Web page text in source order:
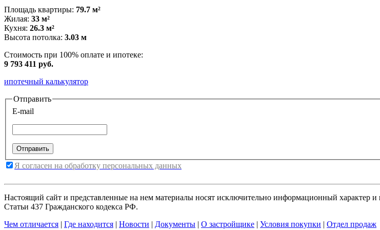
Площадь квартиры: 79.7 м²
Жилая: 33 м²
Кухня: 26.3 м²
Высота потолка: 3.03 м
Стоимость при 100% оплате и ипотеке:
9 793 411 руб.
ипотечный калькулятор
Отправить
E-mail
Я согласен на обработку персональных данных
Настоящий сайт и представленные на нем материалы носят исключительно информационный характер
Статьи 437 Гражданского кодекса РФ.
Чем отличается | Где находится | Новости | Документы | О застройщике | Условия покупки | Отдел продаж